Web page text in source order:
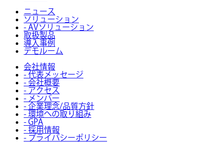
ニュース
ソリューション
- AVソリューション
取扱製品
導入事例
デモルーム
会社情報
- 代表メッセージ
- 会社概要
- アクセス
- メンバー
- 企業理念/品質方針
- 環境への取り組み
- GPA
- 採用情報
- プライバシーポリシー